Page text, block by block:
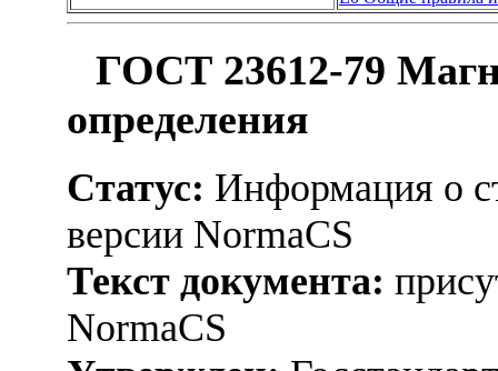
ГОСТ 23612-79
определения
Статус: Информация о
версии NormaCS
Текст документа:
NormaCS